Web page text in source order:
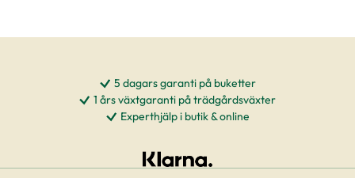
5 dagars garanti på buketter
1 års växtgaranti på trädgårdsväxter
Experthjälp i butik & online